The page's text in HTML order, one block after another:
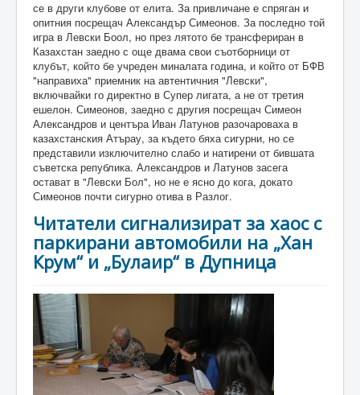
се в други клубове от елита. За привличане е спряган и
опитния посрещач Александър Симеонов. За последно той
игра в Левски Боол, но през лятото бе трансфериран в
Казахстан заедно с още двама свои съотборници от
клубът, който бе учреден миналата година, и който от БФВ
"направиха" приемник на автентичния "Левски",
включвайки го директно в Супер лигата, а не от третия
ешелон. Симеонов, заедно с другия посрещач Симеон
Александров и центъра Иван Латунов разочароваха в
казахстанския Атърау, за където бяха сигурни, но се
представили изключително слабо и натирени от бившата
съветска република. Александров и Латунов засега
остават в "Левски Бол", но не е ясно до кога, докато
Симеонов почти сигурно отива в Разлог.
Читатели сигнализират за хаос с
паркирани автомобили на „Хан
Крум“ и „Булаир“ в Дупница